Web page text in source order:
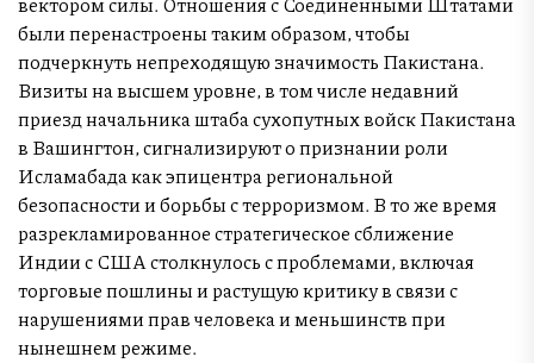
были перенастроены таким образом, чтобы
подчеркнуть непреходящую значимость Пакистана.
Визиты на высшем уровне, в том числе недавний
приезд начальника штаба сухопутных войск Пакистана
в Вашингтон, сигнализируют о признании роли
Исламабада как эпицентра региональной
безопасности и борьбы с терроризмом. В то же время
разрекламированное стратегическое сближение
Индии с США столкнулось с проблемами, включая
торговые пошлины и растущую критику в связи с
нарушениями прав человека и меньшинств при
нынешнем режиме.